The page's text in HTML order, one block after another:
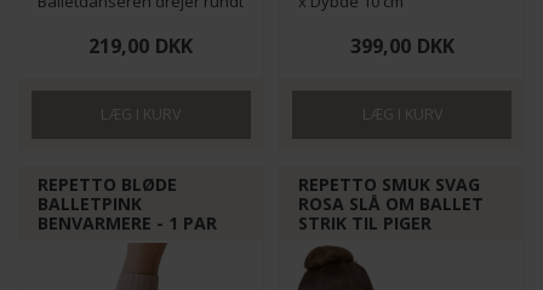
219,00 DKK 399,00 DKK
REPETTO BLØDE
BALLETPINK
BENVARMERE - 1 PAR
REPETTO SMUK SVAG
ROSA SLÅ OM BALLET
STRIK TIL PIGER